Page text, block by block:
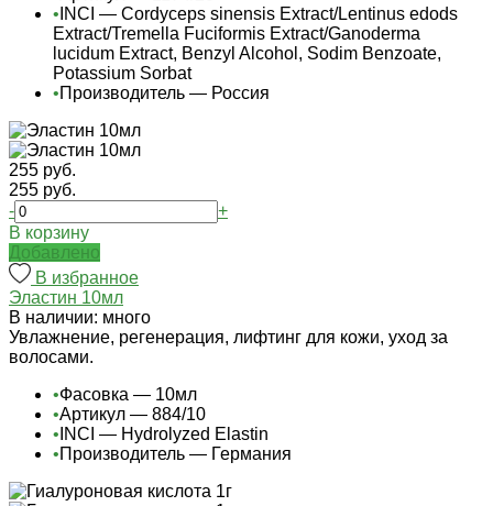
• INCI — Cordyceps sinensis Extract/Lentinus edods
Extract/Tremella Fuciformis Extract/Ganoderma
lucidum Extract, Benzyl Alcohol, Sodim Benzoate,
Potassium Sorbat
•Производитель — Россия
255 руб.
255 руб.
-
+
В корзину
Добавлено
В избранное
Эластин 10мл
В наличии: много
Увлажнение, регенерация, лифтинг для кожи, уход за
волосами.
•Фасовка — 10мл
•Артикул — 884/10
• INCI — Hydrolyzed Elastin
•Производитель — Германия